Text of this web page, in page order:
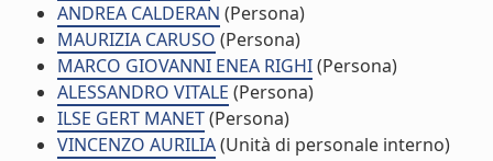
ANDREA CALDERAN (Persona)
MAURIZIA CARUSO (Persona)
MARCO GIOVANNI ENEA RIGHI(Persona)
ALESSANDRO VITALE (Persona)
ILSE GERT MANET(Persona)
VINCENZO AURILIA(Unità di personale interno)